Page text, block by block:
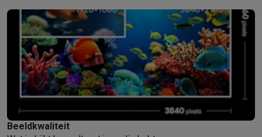
Beeldkwaliteit